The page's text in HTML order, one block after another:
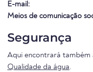
E-mail:
Meios de comunicação
Segurança
Aqui encontrará também
Qualidade da água.